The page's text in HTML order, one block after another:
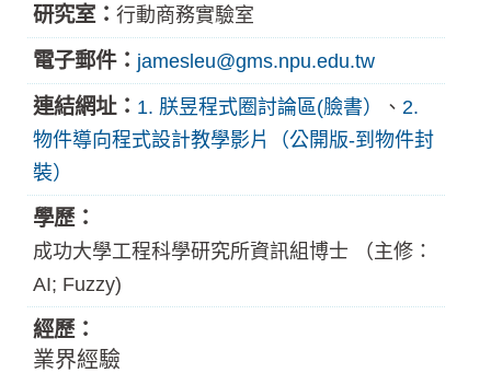
研究室： 行動商務實驗室
電子郵件： jamesleu@gms.npu.edu.tw
連結網址： 1. 朕昱程式圈討論區(臉書） 、 2.
物件導向程式設計教學影片（公開版-到物件封
裝）
學歷：
成功大學工程科學研究所資訊組博士 （主修：
AI; Fuzzy)
經歷：
業界經驗